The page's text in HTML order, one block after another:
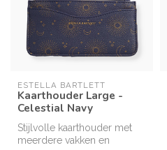
ESTELLA BARTLETT
Kaarthouder Large -
Celestial Navy
Stijlvolle kaarthouder met
meerdere vakken en